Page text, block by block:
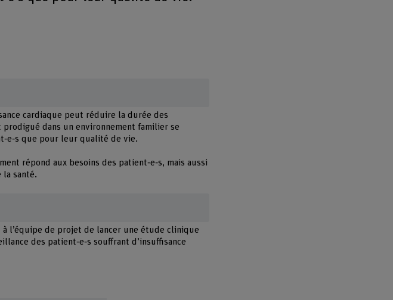
cardiaque peut réduire la durée des
dans un environnement familier se
que pour leur qualité de vie.
répond aux besoins des patient‑e‑s, mais aussi
la santé.
l’équipe de projet de lancer une étude clinique
des patient‑e‑s souffrant d’insuffisance